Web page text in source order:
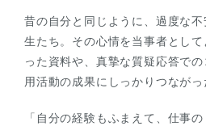
昔の自分と同じように、過度な
生たち。その心情を当事者とし
った資料や、真摯な質疑応答で
用活動の成果にしっかりつながっ
「自分の経験もふまえて、仕事